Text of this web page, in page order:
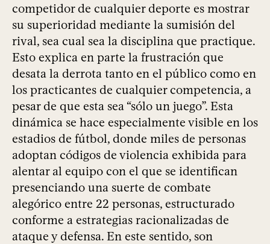
competidor de cualquier deporte es mostrar
su superioridad mediante la sumisión del
rival, sea cual sea la disciplina que practique.
Esto explica en parte la frustración que
desata la derrota tanto en el público como en
los practicantes de cualquier competencia, a
pesar de que esta sea “sólo un juego”. Esta
dinámica se hace especialmente visible en los
estadios de fútbol, donde miles de personas
adoptan códigos de violencia exhibida para
alentar al equipo con el que se identifican
presenciando una suerte de combate
alegórico entre 22 personas, estructurado
conforme a estrategias racionalizadas de
ataque y defensa. En este sentido, son